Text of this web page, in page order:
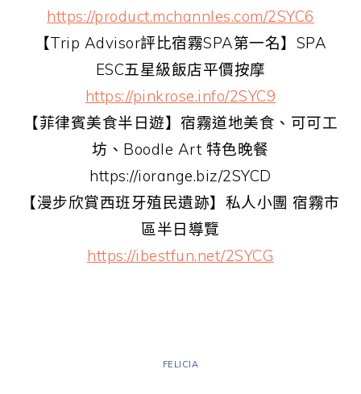
https://product.mchannles.com/2SYC6
【Trip Advisor評比宿霧SPA第一名】SPA
ESC五星級飯店平價按摩
https://pinkrose.info/2SYC9
【菲律賓美食半日遊】宿霧道地美食、可可工
坊、Boodle Art 特色晚餐
https://iorange.biz/2SYCD
【漫步欣賞西班牙殖民遺跡】私人小團 宿霧市
區半日導覽
https://ibestfun.net/2SYCG
FELICIA